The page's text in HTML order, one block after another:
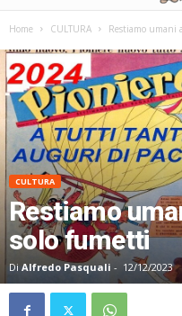
Home CULTURA Restiamo umani
CULTURA
Restiamo
solo fumetti
Di Alfredo Pasquali - 12/12/2023